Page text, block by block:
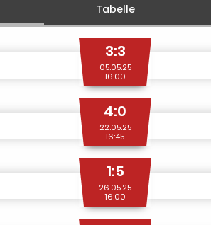
Tabelle
3:3
05.05.25
16:00
4:0
22.05.25
16:45
1:5
26.05.25
16:00